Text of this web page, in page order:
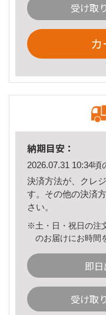
受け取
納期目安：
2026.07.31 10:34頃
決済方法が、クレ
す。その他の決済
さい。
※土・日・祝日の注
のお届けにお時間
即
受け取